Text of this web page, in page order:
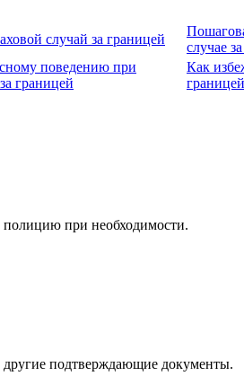
случай за границей
случае
поведению при
границей
Как
границей
полицию при необходимости.
другие подтверждающие документы.